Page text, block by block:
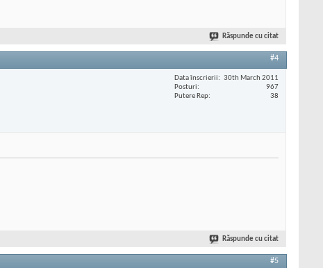
Răspunde cu citat
#4
Data înscrierii
30th March 2011
Posturi
967
Putere Rep
38
Răspunde cu citat
#5